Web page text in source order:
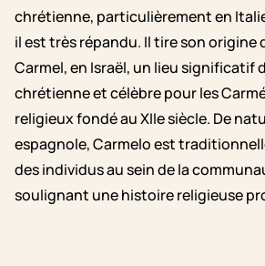
chrétienne, particulièrement en
il est très répandu. Il tire son origine
Carmel, en Israël, un lieu significatif
chrétienne et célèbre pour les
religieux fondé au XIIe siècle. De
espagnole, Carmelo est
des individus au sein de la
soulignant une histoire religieuse